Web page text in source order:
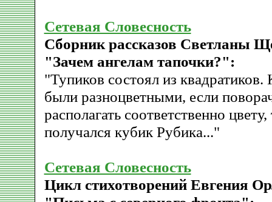
Сетевая Словесность
Сборник рассказов Светланы
"Зачем ангелам тапочки?":
"Тупиков состоял из квадратиков.
были разноцветными, если
располагать соответственно
получался кубик Рубика..."
Сетевая Словесность
Цикл стихотворений Евгения